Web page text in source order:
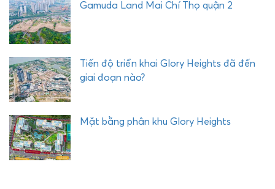
Gamuda Land Mai Chí Thọ quận 2
Tiến độ triển khai Glory Heights đã đến
giai đoạn nào?
Mặt bằng phân khu Glory Heights